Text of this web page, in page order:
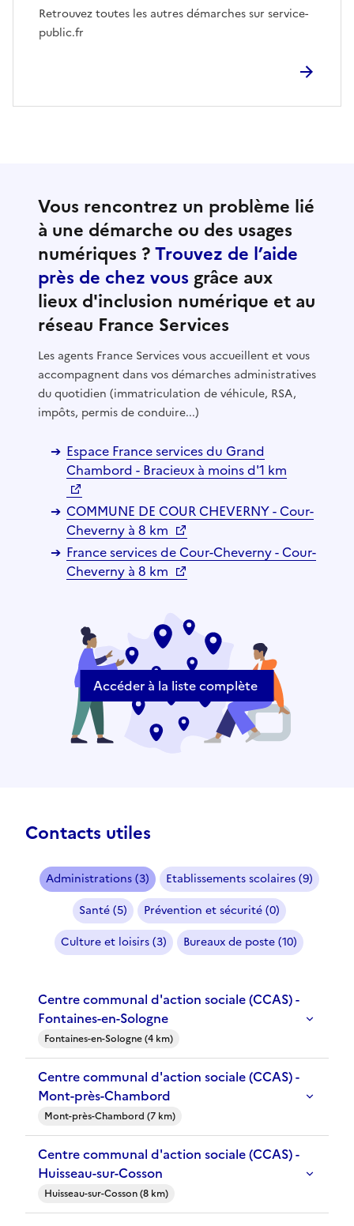
Retrouvez toutes les autres démarches sur service-
public.fr
Vous rencontrez un problème lié
à une démarche ou des usages
numériques ?Trouvez de l’aide
près de chez vous grâce aux
lieux d'inclusion numérique et au
réseau France Services
Les agents France Services vous accueillent et vous
accompagnent dans vos démarches administratives
du quotidien (immatriculation de véhicule, RSA,
impôts, permis de conduire...)
Espace France services du Grand
Chambord - Bracieux à moins d'1 km
COMMUNE DE COUR CHEVERNY - Cour-
Cheverny à 8 km
France services de Cour-Cheverny - Cour-
Cheverny à 8 km
Accéder à la liste complète
Contacts utiles
Administrations (3)
Etablissements scolaires (9)
Santé (5)
Prévention et sécurité (0)
Culture et loisirs (3)
Bureaux de poste (10)
Centre communal d'action sociale (CCAS) -
Fontaines-en-Sologne
Fontaines-en-Sologne (4 km)
Centre communal d'action sociale (CCAS) -
Mont-près-Chambord
Mont-près-Chambord (7 km)
Centre communal d'action sociale (CCAS) -
Huisseau-sur-Cosson
Huisseau-sur-Cosson (8 km)